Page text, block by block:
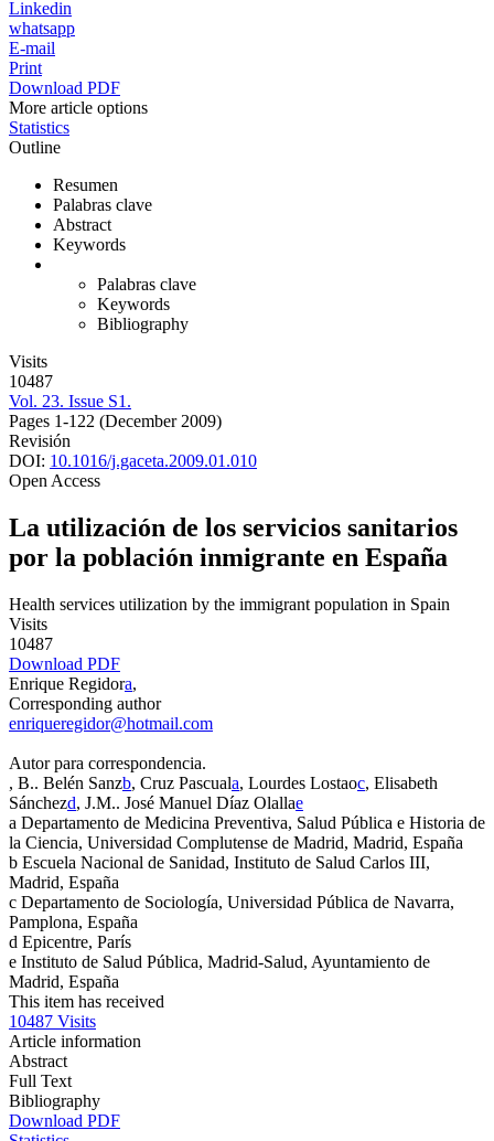
Linkedin
whatsapp
E-mail
Print
Download PDF
More article options
Statistics
Outline
Resumen
Palabras clave
Abstract
Keywords
Palabras clave
Keywords
Bibliography
Visits
10487
Vol. 23. Issue S1.
Pages 1-122 (December 2009)
Revisión
DOI: 10.1016/j.gaceta.2009.01.010
Open Access
La utilización de los servicios sanitarios
por la población inmigrante en España
Health services utilization by the immigrant population in Spain
Visits
10487
Download PDF
Enrique Regidora,
Corresponding author
enriqueregidor@hotmail.com
Autor para correspondencia.
, B.. Belén Sanzb, Cruz Pascuala, Lourdes Lostaoc, Elisabeth
Sánchezd, J.M.. José Manuel Díaz Olallae
a Departamento de Medicina Preventiva, Salud Pública e Historia de
la Ciencia, Universidad Complutense de Madrid, Madrid, España
b Escuela Nacional de Sanidad, Instituto de Salud Carlos III,
Madrid, España
c Departamento de Sociología, Universidad Pública de Navarra,
Pamplona, España
d Epicentre, París
e Instituto de Salud Pública, Madrid-Salud, Ayuntamiento de
Madrid, España
This item has received
10487 Visits
Article information
Abstract
Full Text
Bibliography
Download PDF